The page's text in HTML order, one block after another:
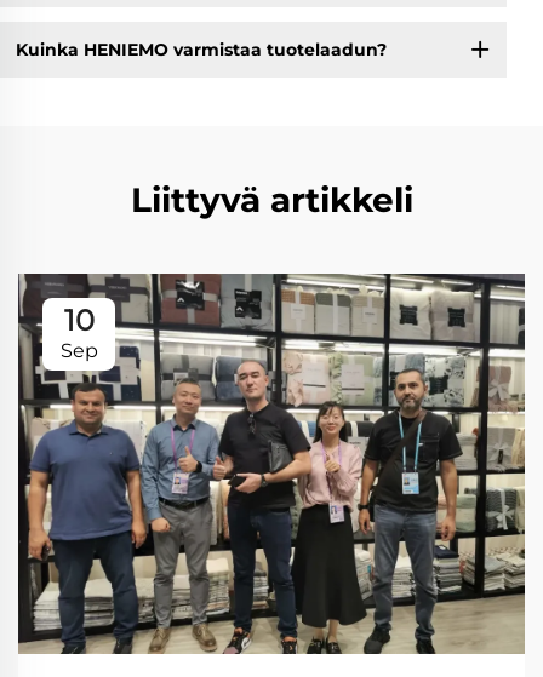
Kuinka HENIEMO varmistaa tuotelaadun?
Liittyvä artikkeli
10
Sep